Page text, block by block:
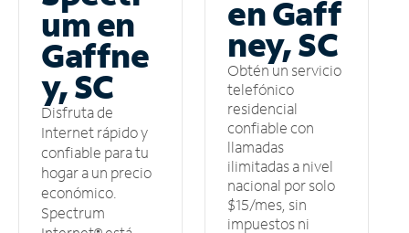
um en
Gaffne
y, SC
Disfruta de
Internet rápido y
confiable para tu
hogar a un precio
económico.
Spectrum
en Gaff
ney, SC
Obtén un servicio
telefónico
residencial
confiable con
llamadas
ilimitadas a nivel
nacional por solo
$15/mes, sin
impuestos ni